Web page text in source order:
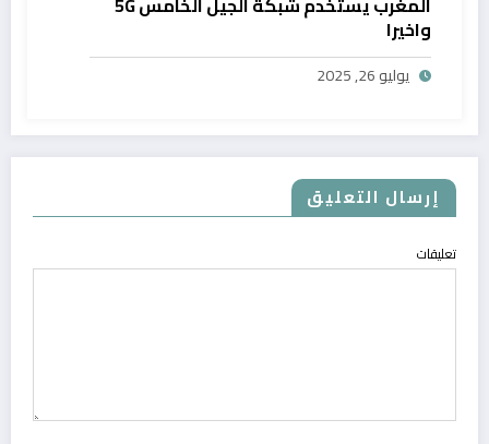
واخيرا
يوليو 26, 2025
إرسال التعليق
تعليقات